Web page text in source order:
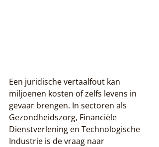
Een juridische vertaalfout kan
miljoenen kosten of zelfs levens in
gevaar brengen. In sectoren als
Gezondheidszorg, Financiële
Dienstverlening en Technologische
Industrie is de vraag naar